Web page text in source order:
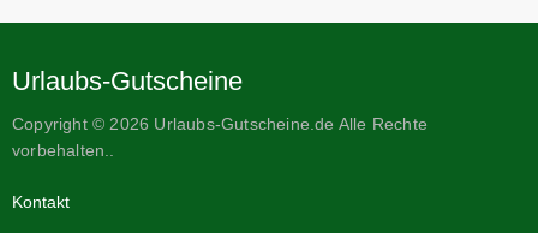
Urlaubs-Gutscheine
Copyright © 2026 Urlaubs-Gutscheine.de Alle Rechte
vorbehalten..
Kontakt